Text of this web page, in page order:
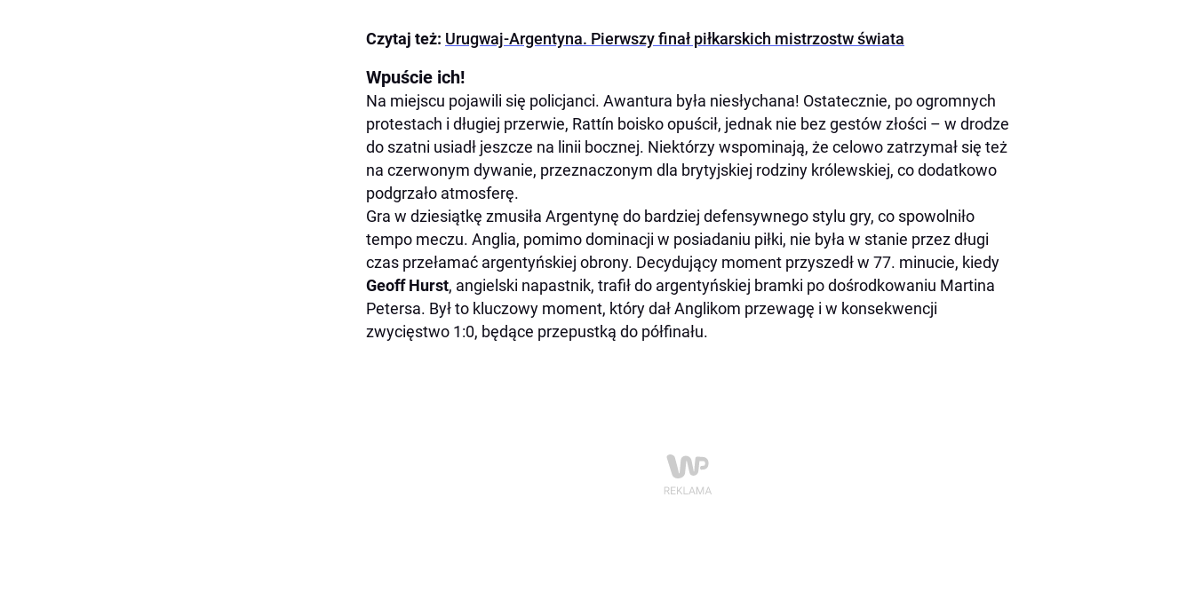
Czytaj też: Urugwaj-Argentyna. Pierwszy finał piłkarskich mistrzostw świata
Wpuście ich!
Na miejscu pojawili się policjanci. Awantura była niesłychana! Ostatecznie, po ogromnych
protestach i długiej przerwie, Rattín boisko opuścił, jednak nie bez gestów złości – w drodze
do szatni usiadł jeszcze na linii bocznej. Niektórzy wspominają, że celowo zatrzymał się też
na czerwonym dywanie, przeznaczonym dla brytyjskiej rodziny królewskiej, co dodatkowo
podgrzało atmosferę.
Gra w dziesiątkę zmusiła Argentynę do bardziej defensywnego stylu gry, co spowolniło
tempo meczu. Anglia, pomimo dominacji w posiadaniu piłki, nie była w stanie przez długi
czas przełamać argentyńskiej obrony. Decydujący moment przyszedł w 77. minucie, kiedy
Geoff Hurst, angielski napastnik, trafił do argentyńskiej bramki po dośrodkowaniu Martina
Petersa. Był to kluczowy moment, który dał Anglikom przewagę i w konsekwencji
zwycięstwo 1:0, będące przepustką do półfinału.